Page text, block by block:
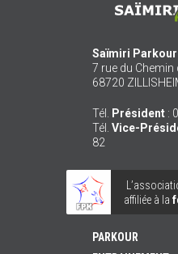
Saïmiri Parkour
7 rue du Chemin
68720
Tél. Président :
Tél. Vice-
82
affiliée à la
PARKOUR